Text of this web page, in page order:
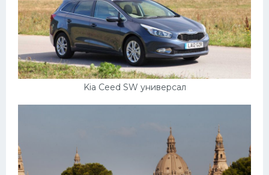
Kia Ceed SW универсал
Фиат
Ситроен
Субару
Опель
Танки